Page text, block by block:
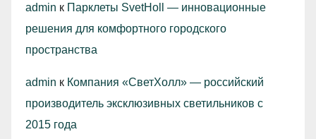
admin к Парклеты SvetHoll — инновационные
решения для комфортного городского
пространства
admin к Компания «СветХолл» — российский
производитель эксклюзивных светильников с
2015 года